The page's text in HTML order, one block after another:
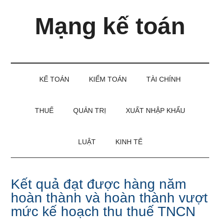
Mạng kế toán
KẾ TOÁN KIỂM TOÁN TÀI CHÍNH
THUẾ QUẢN TRỊ XUẤT NHẬP KHẨU
LUẬT KINH TẾ
Kết quả đạt được hàng năm
hoàn thành và hoàn thành vượt
mức kế hoạch thu thuế TNCN